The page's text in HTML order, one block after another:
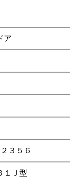
ア
３５６
１Ｊ型